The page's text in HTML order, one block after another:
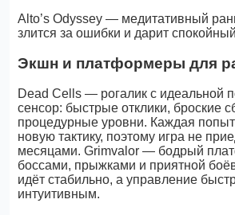
Alto’s Odyssey — медитативный
злится за ошибки и дарит
Экшн и платформеры для
Dead Cells — рогалик с идеальной
сенсор: быстрые отклики, броские
процедурные уровни. Каждая
новую тактику, поэтому игра не
месяцами. Grimvalor — бодрый
боссами, прыжками и приятной
идёт стабильно, а управление
интуитивным.